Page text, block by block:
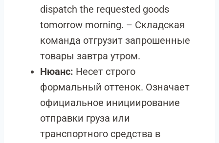
dispatch the requested goods
tomorrow morning. – Складская
команда отгрузит запрошенные
товары завтра утром.
Нюанс: Несет строго
формальный оттенок. Означает
официальное инициирование
отправки груза или
транспортного средства в